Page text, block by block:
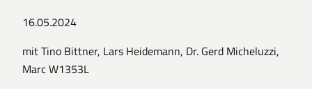
16.05.2024
mit Tino Bittner, Lars Heidemann, Dr. Gerd Micheluzzi,
Marc W1353L